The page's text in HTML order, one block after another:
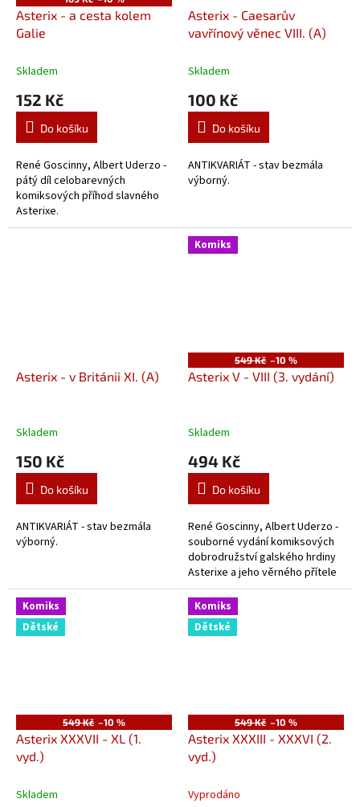
Asterix - a cesta kolem
Galie
Skladem
152 Kč
Do košíku
René Goscinny, Albert Uderzo -
pátý díl celobarevných
komiksových příhod slavného
Asterixe.
Asterix - Caesarův
vavřínový věnec VIII. (A)
Skladem
100 Kč
Do košíku
ANTIKVARIÁT - stav bezmála
výborný.
Asterix - v Británii XI. (A)
Skladem
150 Kč
Do košíku
ANTIKVARIÁT - stav bezmála
výborný.
Komiks
549 Kč –10 %
Asterix V - VIII (3. vydání)
Skladem
494 Kč
Do košíku
René Goscinny, Albert Uderzo -
souborné vydání komiksových
dobrodružství galského hrdiny
Asterixe a jeho věrného přítele
Obelixe.
Komiks
Dětské
549 Kč –10 %
Asterix XXXVII - XL (1.
vyd.)
Skladem
Komiks
Dětské
549 Kč –10 %
Asterix XXXIII - XXXVI (2.
vyd.)
Vyprodáno